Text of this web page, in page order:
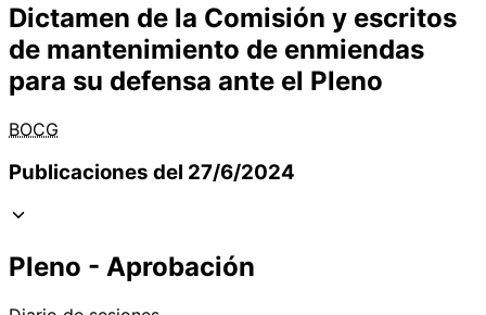
Dictamen de la Comisión y escritos
de mantenimiento de enmiendas
para su defensa ante el Pleno
BOCG
Publicaciones del 27/6/2024
Pleno - Aprobación